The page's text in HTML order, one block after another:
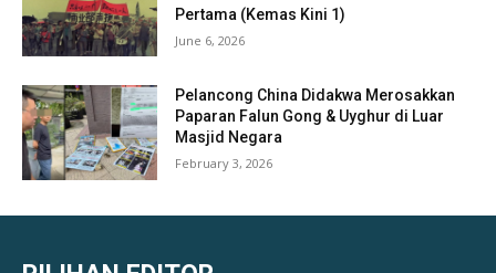
Pertama (Kemas Kini 1)
June 6, 2026
Pelancong China Didakwa Merosakkan
Paparan Falun Gong & Uyghur di Luar
Masjid Negara
February 3, 2026